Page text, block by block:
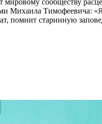
сообществу
Тимофеевича: «Я
помнит старинную